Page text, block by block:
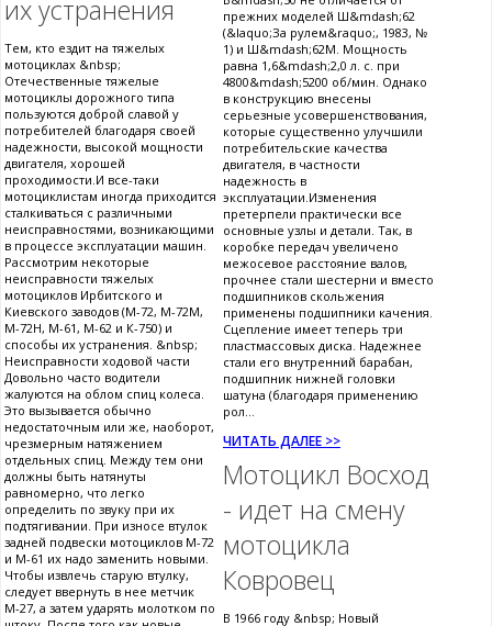
их устранения
Тем, кто ездит на тяжелых
мотоциклах &nbsp;
Отечественные тяжелые
мотоциклы дорожного типа
пользуются доброй славой у
потребителей благодаря своей
надежности, высокой мощности
двигателя, хорошей
проходимости.И все-таки
мотоциклистам иногда приходится
сталкиваться с различными
неисправностями, возникающими
в процессе эксплуатации машин.
Рассмотрим некоторые
неисправности тяжелых
мотоциклов Ирбитского и
Киевского заводов (М-72, М-72М,
М-72Н, М-61, М-62 и К-750) и
способы их устранения. &nbsp;
Неисправности ходовой части
Довольно часто водители
жалуются на облом спиц колеса.
Это вызывается обычно
недостаточным или же, наоборот,
чрезмерным натяжением
отдельных спиц. Между тем они
должны быть натянуты
равномерно, что легко
определить по звуку при их
подтягивании. При износе втулок
задней подвески мотоциклов М-72
и М-61 их надо заменить новыми.
Чтобы извлечь старую втулку,
следует ввернуть в нее метчик
М-27, а затем ударять молотком по
прежних моделей Ш&mdash;62
(&laquo;За рулем&raquo;, 1983, №
1) и Ш&mdash;62М. Мощность
равна 1,6&mdash;2,0 л. с. при
4800&mdash;5200 об/мин. Однако
в конструкцию внесены
серьезные усовершенствования,
которые существенно улучшили
потребительские качества
двигателя, в частности
надежность в
эксплуатации.Изменения
претерпели практически все
основные узлы и детали. Так, в
коробке передач увеличено
межосевое расстояние валов,
прочнее стали шестерни и вместо
подшипников скольжения
применены подшипники качения.
Сцепление имеет теперь три
пластмассовых диска. Надежнее
стали его внутренний барабан,
подшипник нижней головки
шатуна (благодаря применению
рол...
ЧИТАТЬ ДАЛЕЕ >>
Мотоцикл Восход
- идет на смену
мотоцикла
Ковровец
В 1966 году &nbsp; Новый